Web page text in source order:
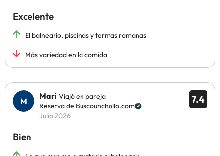
Excelente
El balneario, piscinas y termas romanas
Más variedad en la comida
7.4
Mari Viajó en pareja
Reserva de Buscounchollo.com
Julio 2026
Bien